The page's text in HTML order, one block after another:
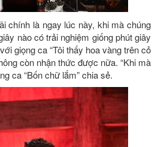
chính là ngay lúc này, khi mà chúng
nào có trải nghiệm giống phút giây
giọng ca “Tôi thấy hoa vàng trên cỏ
còn nhận thức được nữa. “Khi mà
ca “Bốn chữ lắm” chia sẻ.